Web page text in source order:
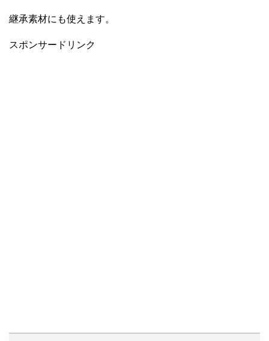
継承素材にも使えます。
スポンサードリンク